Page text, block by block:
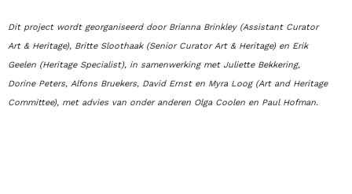
Dit project wordt georganiseerd door Brianna Brinkley (Assistant Curator
Art & Heritage), Britte Sloothaak (Senior Curator Art & Heritage) en Erik
Geelen (Heritage Specialist), in samenwerking met Juliette Bekkering,
Dorine Peters, Alfons Bruekers, David Ernst en Myra Loog (Art and Heritage
Committee), met advies van onder anderen Olga Coolen en Paul Hofman.